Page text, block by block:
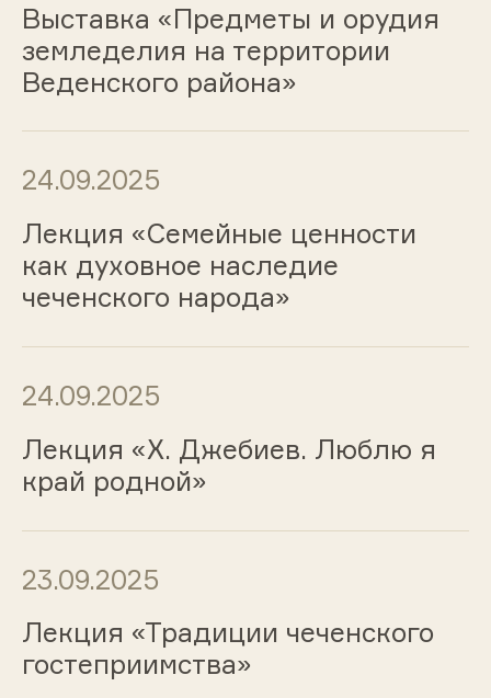
Выставка «Предметы и орудия
земледелия на территории
Веденского района»
24.09.2025
Лекция «Семейные ценности
как духовное наследие
чеченского народа»
24.09.2025
Лекция «Х. Джебиев. Люблю я
край родной»
23.09.2025
Лекция «Традиции чеченского
гостеприимства»